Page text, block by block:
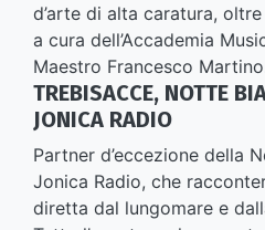
d’arte di alta caratura,
a cura dell’Accademia
Maestro Francesco
TREBISACCE, NOTTE
JONICA RADIO
Partner d’eccezione della
Jonica Radio, che
diretta dal lungomare e